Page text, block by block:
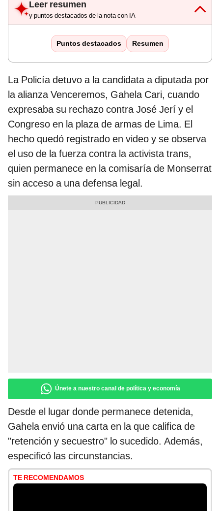
Leer resumen
y puntos destacados de la nota con IA
Puntos destacados Resumen
La Policía detuvo a la candidata a diputada por
la alianza Venceremos, Gahela Cari, cuando
expresaba su rechazo contra José Jerí y el
Congreso en la plaza de armas de Lima. El
hecho quedó registrado en video y se observa
el uso de la fuerza contra la activista trans,
quien permanece en la comisaría de Monserrat
sin acceso a una defensa legal.
Únete a nuestro canal de política y economía
Desde el lugar donde permanece detenida,
Gahela envió una carta en la que califica de
"retención y secuestro" lo sucedido. Además,
especificó las circunstancias.
TE RECOMENDAMOS